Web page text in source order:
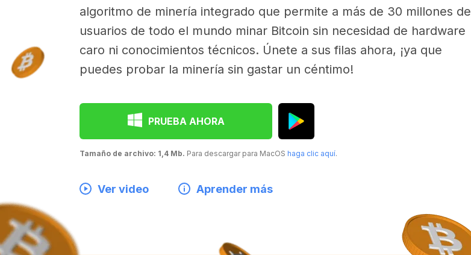
algoritmo de minería integrado que permite a más de 30 millones de
usuarios de todo el mundo minar Bitcoin sin necesidad de hardware
caro ni conocimientos técnicos. Únete a sus filas ahora, ¡ya que
puedes probar la minería sin gastar un céntimo!
PRUEBA AHORA
Tamaño de archivo: 1,4 Mb. Para descargar para MacOS haga clic aquí.
Ver video Aprender más